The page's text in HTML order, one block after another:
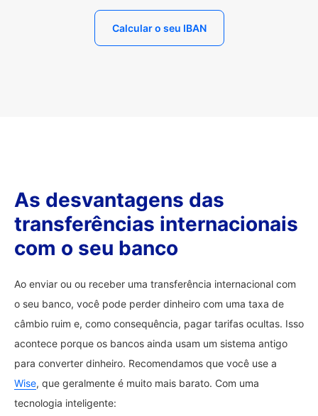
Calcular o seu IBAN
As desvantagens das
transferências internacionais
com o seu banco
Ao enviar ou ou receber uma transferência internacional com
o seu banco, você pode perder dinheiro com uma taxa de
câmbio ruim e, como consequência, pagar tarifas ocultas. Isso
acontece porque os bancos ainda usam um sistema antigo
para converter dinheiro. Recomendamos que você use a
Wise, que geralmente é muito mais barato. Com uma
tecnologia inteligente: